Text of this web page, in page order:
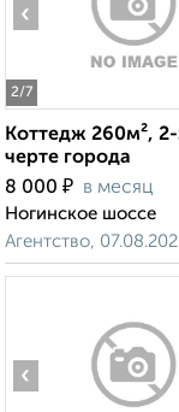
2/7
‹
Коттедж 260м²,
черте города
8 000 ₽ в месяц
Ногинское шоссе
Агентство,
‹